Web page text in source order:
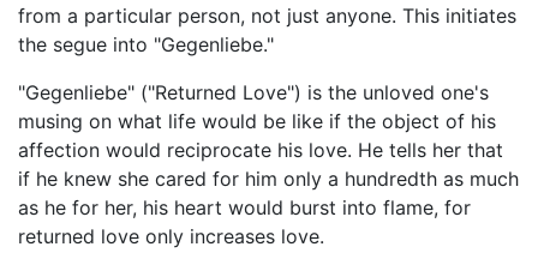
from a particular person, not just anyone. This initiates
the segue into "Gegenliebe."
"Gegenliebe" ("Returned Love") is the unloved one's
musing on what life would be like if the object of his
affection would reciprocate his love. He tells her that
if he knew she cared for him only a hundredth as much
as he for her, his heart would burst into flame, for
returned love only increases love.